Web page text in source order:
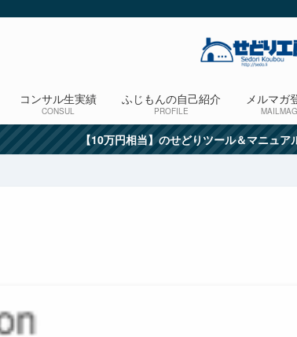
コンサル生実績
CONSUL
ふじもんの自己紹介
PROFILE
メルマガ
MAILMAG
【10万円相当】のせどりツール＆マニュア